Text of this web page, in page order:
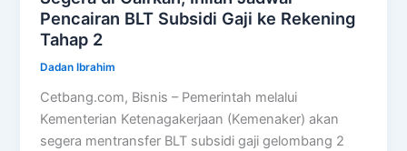
Pencairan BLT Subsidi Gaji ke Rekening
Tahap 2
Dadan Ibrahim
Cetbang.com, Bisnis – Pemerintah melalui
Kementerian Ketenagakerjaan (Kemenaker) akan
segera mentransfer BLT subsidi gaji gelombang 2